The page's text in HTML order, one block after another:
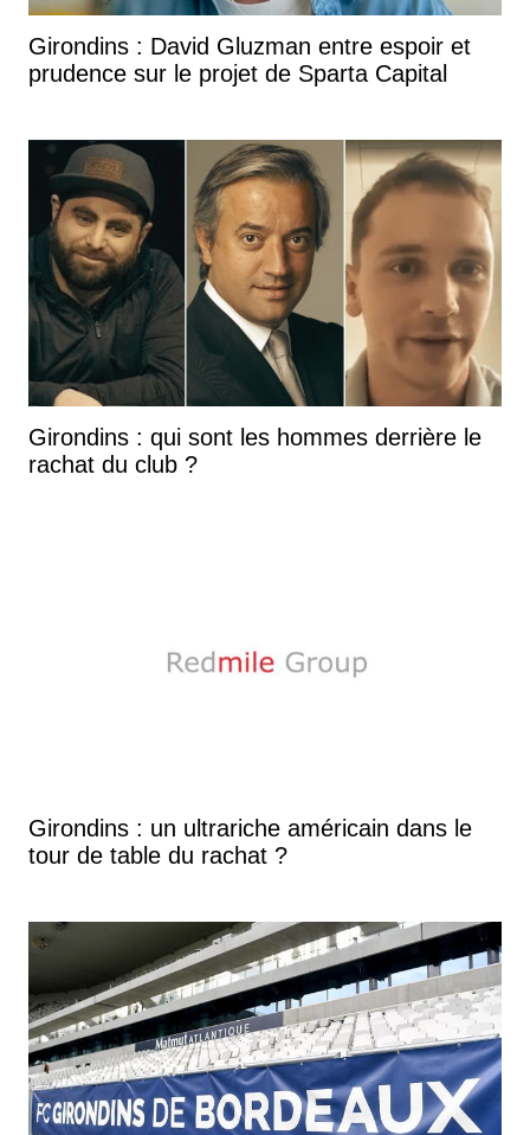
Girondins : David Gluzman entre espoir et
prudence sur le projet de Sparta Capital
Girondins : qui sont les hommes derrière le
rachat du club ?
Girondins : un ultrariche américain dans le
tour de table du rachat ?